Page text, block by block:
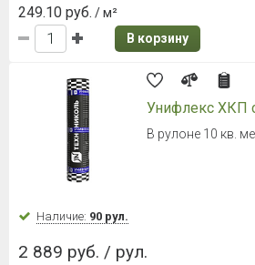
249.10 руб. / м²
В корзину
Унифлекс ХКП
В рулоне 10 кв.
Наличие: 90 рул.
2 889 руб. / рул.